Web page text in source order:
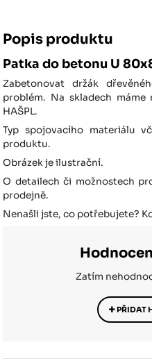
Popis produktu
Patka do betonu U
Zabetonovat držák
problém. Na skladech
HAŠPL.
Typ spojovacího materiálu
produktu.
Obrázek je ilustrační.
O detailech či možnostech
prodejně.
Nenašli jste, co potřebujete?
Zatím
PŘIDAT